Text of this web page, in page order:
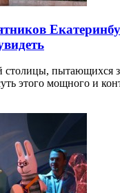
столицы, пытающихся
этого мощного и